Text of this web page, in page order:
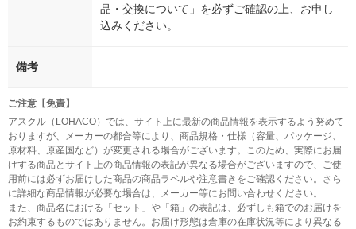
品・交換について」を必ずご確認の上、お申し
込みください。
備考
ご注意【免責】
アスクル（LOHACO）では、サイト上に最新の商品情報を表示するよう努めて
おりますが、メーカーの都合等により、商品規格・仕様（容量、パッケージ、
原材料、原産国など）が変更される場合がございます。このため、実際にお届
けする商品とサイト上の商品情報の表記が異なる場合がございますので、ご使
用前には必ずお届けした商品の商品ラベルや注意書きをご確認ください。さら
に詳細な商品情報が必要な場合は、メーカー等にお問い合わせください。
また、商品名における「セット」や「箱」の表記は、必ずしも箱でのお届けを
お約束するものではありません。お届け形態は倉庫の在庫状況等により異なる